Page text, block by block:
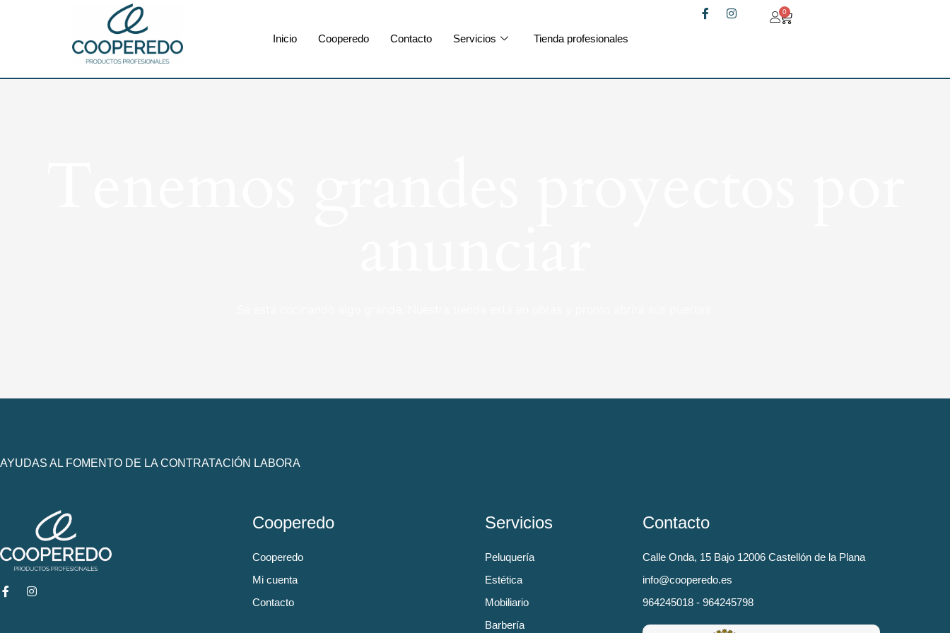
Inicio Cooperedo Contacto Servicios Tienda profesionales
0
AYUDAS AL FOMENTO DE LA CONTRATACIÓN LABORA
Cooperedo
Cooperedo
Mi cuenta
Contacto
Servicios
Peluquería
Estética
Mobiliario
Barbería
Contacto
Calle Onda, 15 Bajo 12006 Castellón de la Plana
info@cooperedo.es
964245018 - 964245798